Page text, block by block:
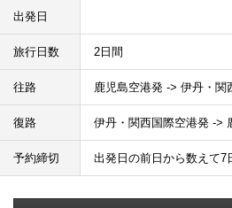
出発日
旅行日数 2日間
往路 鹿児島空港発 -> 伊丹・関
復路 伊丹・関西国際空港発 ->
予約締切 出発日の前日から数えて7